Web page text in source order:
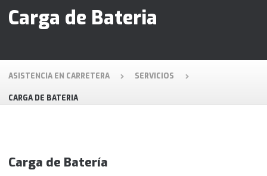
Carga de Bateria
ASISTENCIA EN CARRETERA SERVICIOS
CARGA DE BATERIA
Carga de Batería